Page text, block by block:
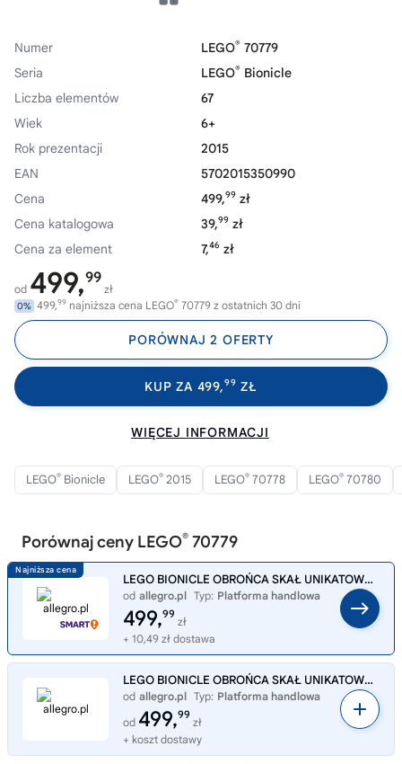
Numer LEGO® 70779
Seria
LEGO® Bionicle
Liczba elementów
67
Wiek
6+
Rok prezentacji
2015
EAN
5702015350990
Cena
499,99 zł
Cena katalogowa
39,99 zł
Cena za element
7,46 zł
od 499,99
zł
0% 499,99 najniższa cena LEGO® 70779 z ostatnich 30 dni
PORÓWNAJ 2 OFERTY
KUP ZA 499,99 ZŁ
WIĘCEJ INFORMACJI
LEGO® Bionicle LEGO® 2015 LEGO® 70778 LEGO® 70780
Porównaj ceny LEGO® 70779
LEGO BIONICLE OBROŃCA SKAŁ UNIKATOWY 2015 rok NOWY ORYGINAŁ 70779
od allegro.pl Typ: Platforma handlowa
499,99
zł
+ 10,49 zł dostawa
LEGO BIONICLE OBROŃCA SKAŁ UNIKATOWY 2015 rok NOWY ORYGINAŁ 70779
od allegro.pl Typ: Platforma handlowa
od 499,99
zł
+ koszt dostawy